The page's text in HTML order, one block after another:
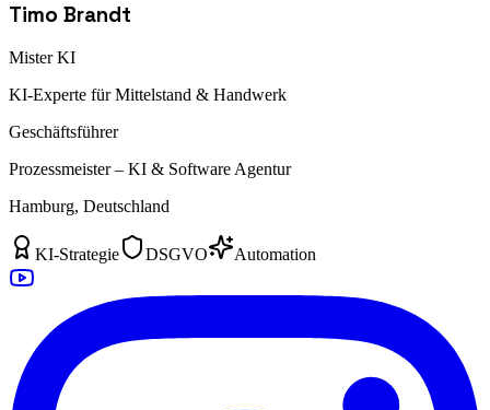
Timo Brandt
Mister KI
KI-Experte für Mittelstand & Handwerk
Geschäftsführer
Prozessmeister – KI & Software Agentur
Hamburg, Deutschland
KI-Strategie DSGVO Automation